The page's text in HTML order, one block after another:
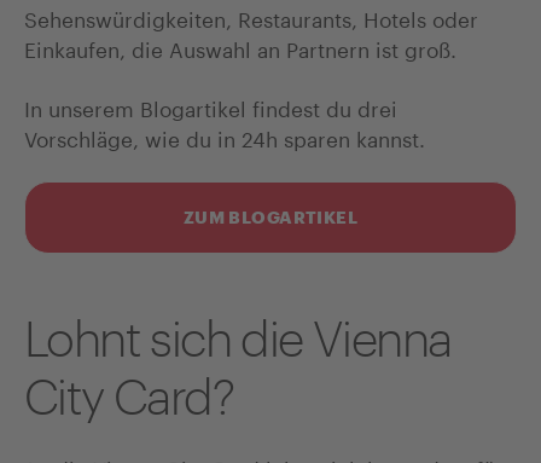
Sehenswürdigkeiten, Restaurants, Hotels oder
Einkaufen, die Auswahl an Partnern ist groß.
In unserem Blogartikel findest du drei
Vorschläge, wie du in 24h sparen kannst.
ZUM BLOGARTIKEL
Lohnt sich die Vienna
City Card?